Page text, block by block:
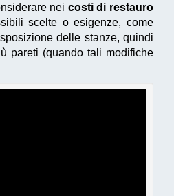
nei costi di restauro
scelte o esigenze, come
delle stanze, quindi
pareti (quando tali modifiche